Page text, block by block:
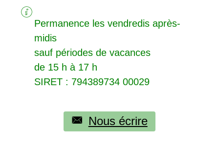
Permanence les vendredis après-
midis
sauf périodes de vacances
de 15 h à 17 h
SIRET: 794389734 00029
Nous écrire